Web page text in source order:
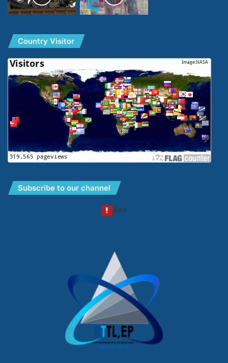
Country Visitor
Subscribe to our channel